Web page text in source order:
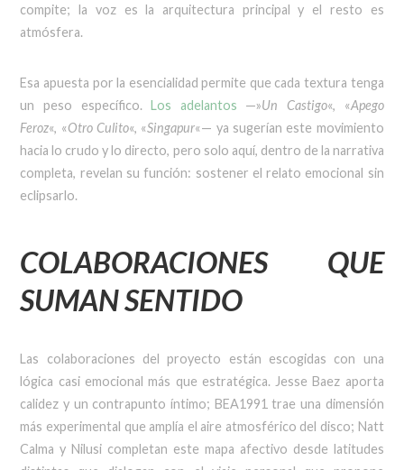
compite; la voz es la arquitectura principal y el resto es
atmósfera.
Esa apuesta por la esencialidad permite que cada textura tenga
un peso específico.Los adelantos —»Un Castigo«, «Apego
Feroz«, «Otro Culito«, «Singapur«— ya sugerían este movimiento
hacia lo crudo y lo directo, pero solo aquí, dentro de la narrativa
completa, revelan su función: sostener el relato emocional sin
eclipsarlo.
COLABORACIONES QUE
SUMAN SENTIDO
Las colaboraciones del proyecto están escogidas con una
lógica casi emocional más que estratégica. Jesse Baez aporta
calidez y un contrapunto íntimo; BEA1991 trae una dimensión
más experimental que amplía el aire atmosférico del disco; Natt
Calma y Nilusi completan este mapa afectivo desde latitudes